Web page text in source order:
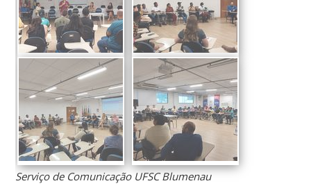
Serviço de Comunicação UFSC Blumenau